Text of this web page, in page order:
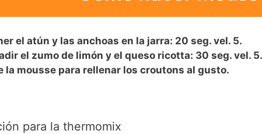
el atún y las anchoas en la jarra: 20 seg. vel. 5.
el zumo de limón y el queso ricotta: 30 seg. vel. 5.
la mousse para rellenar los croutons al gusto.
para la thermomix